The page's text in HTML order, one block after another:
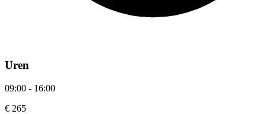
Uren
09:00 - 16:00
€ 265